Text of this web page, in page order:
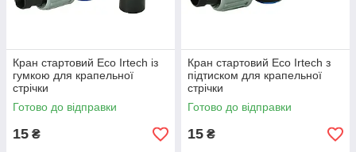
Кран стартовий Eco Irtech із
гумкою для крапельної
стрічки
Готово до відправки
15 ₴
Кран стартовий Eco Irtech з
підтиском для крапельної
стрічки
Готово до відправки
15 ₴